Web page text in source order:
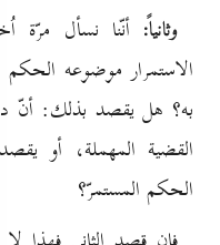
وثانياً: أنّنا نسأل مرّة
الاستمرار موضوعه
به؟ هل يقصد بذلك: أنّ
القضية المهملة، أو
الحكم المستمرّ؟